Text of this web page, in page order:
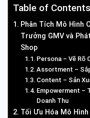
Table of Contents
Phân Tích Mô Hình
Trưởng GMV và
Shop
Persona – Vẽ Rõ
Assortment –
Content – Sản
Empowerment –
Doanh Thu
Tối Ưu Hóa Mô